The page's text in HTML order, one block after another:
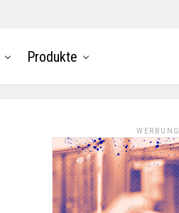
Produkte
WERBUNG